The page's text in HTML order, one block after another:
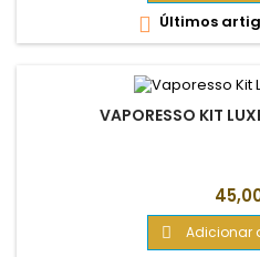
 Últimos
VAPORESSO KIT
Preço
 Adicionar